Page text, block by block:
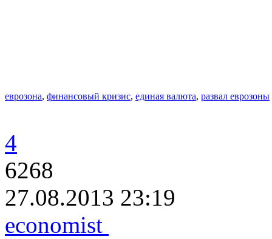
еврозона, финансовый кризис, единая валюта, развал еврозоны
4
6268
27.08.2013 23:19
economist